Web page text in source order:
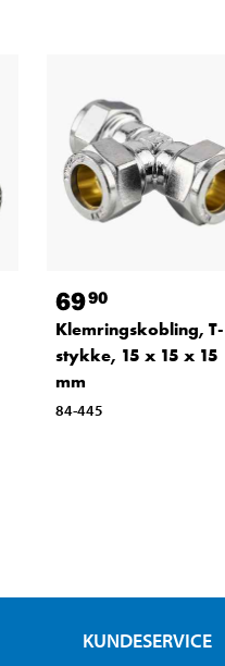
6990
Klemringskobling, T-
stykke, 15 x 15 x 15
mm
84-445
KUNDESERVICE